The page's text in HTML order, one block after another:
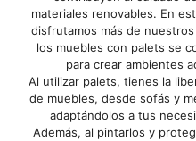
materiales renovables. En
disfrutamos más de
los muebles con palets se
para crear ambientes
Al utilizar palets, tienes la
de muebles, desde sofás y
adaptándolos a tus
Además, al pintarlos y